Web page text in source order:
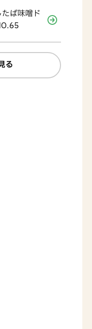
ば味噌ド
る